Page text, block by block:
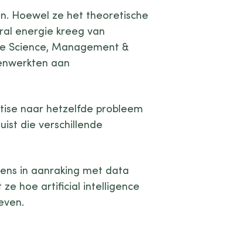
Hoewel ze het theoretische
energie kreeg van
Science, Management &
aan
naar hetzelfde probleem
die verschillende
in aanraking met data
ze hoe artificial intelligence